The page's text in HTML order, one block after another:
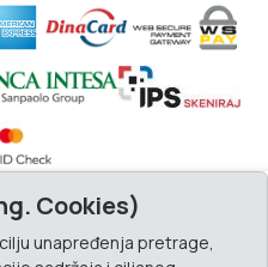
Cookies)
unapređenja pretrage,